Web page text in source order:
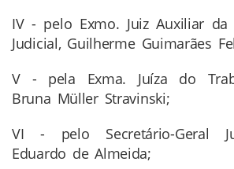
IV - pelo Exmo. Juiz Auxiliar da
Judicial, Guilherme Guimarães
V - pela Exma. Juíza do
Bruna Müller Stravinski;
VI - pelo Secretário-Geral
Eduardo de Almeida;